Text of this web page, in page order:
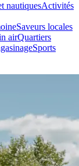
nautiquesActivités
Saveurs locales
airQuartiers
Sports